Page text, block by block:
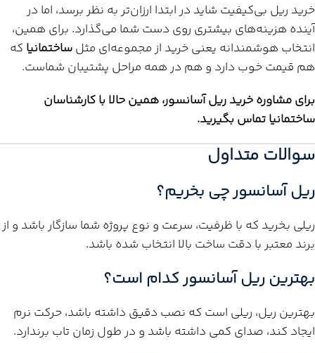
خرید ریل بی‌کیفیت شاید در ابتدا ارزان‌تر به نظر برسد، اما در
آینده هزینه‌های بیشتری روی دست شما می‌گذارد. برای همین،
انتخاب هوشمندانه یعنی خرید از مجموعه‌ای مثلساختمانیا که
هم قیمت خوب دارد و هم در همه مراحل پشتیبان شماست.
برای مشاوره خرید ریل آسانسور، همین حالا با کارشناسان
ساختمانیا تماس بگیرید.
سوالات متداول
ریل آسانسور چی بخریم؟
ریلی بخرید که با ظرفیت، سرعت و نوع پروژه شما سازگار باشد و از
برند معتبر با دقت ساخت بالا انتخاب شده باشد.
بهترین ریل آسانسور کدام است؟
بهترین ریل، ریلی است که نصب دقیق داشته باشد، حرکت نرم
ایجاد کند، صدای کمی داشته باشد و در طول زمان تاب برندارد.